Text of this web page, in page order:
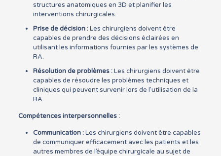
structures anatomiques en 3D et planifier les
interventions chirurgicales.
Prise de décision :Les chirurgiens doivent être
capables de prendre des décisions éclairées en
utilisant les informations fournies par les systèmes de
RA.
Résolution de problèmes :Les chirurgiens doivent être
capables de résoudre les problèmes techniques et
cliniques qui peuvent survenir lors de l’utilisation de la
RA.
Compétences interpersonnelles :
Communication :Les chirurgiens doivent être capables
de communiquer efficacement avec les patients et les
autres membres de l’équipe chirurgicale au sujet de